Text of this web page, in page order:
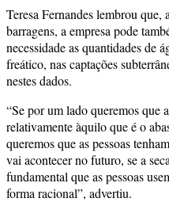
Teresa Fernandes lembrou que,
barragens, a empresa pode
necessidade as quantidades de
freático, nas captações
nestes dados.
“Se por um lado queremos que
relativamente àquilo que é o
queremos que as pessoas
vai acontecer no futuro, se a
fundamental que as pessoas
forma racional”, advertiu.